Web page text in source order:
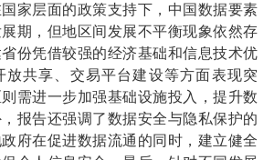
家层面的政策支持下，中国数据要素
期，但地区间发展不平衡现象依然存
份凭借较强的经济基础和信息技术优
放共享、交易平台建设等方面表现突
需进一步加强基础设施投入，提升数
报告还强调了数据安全与隐私保护的
府在促进数据流通的同时，建立健全